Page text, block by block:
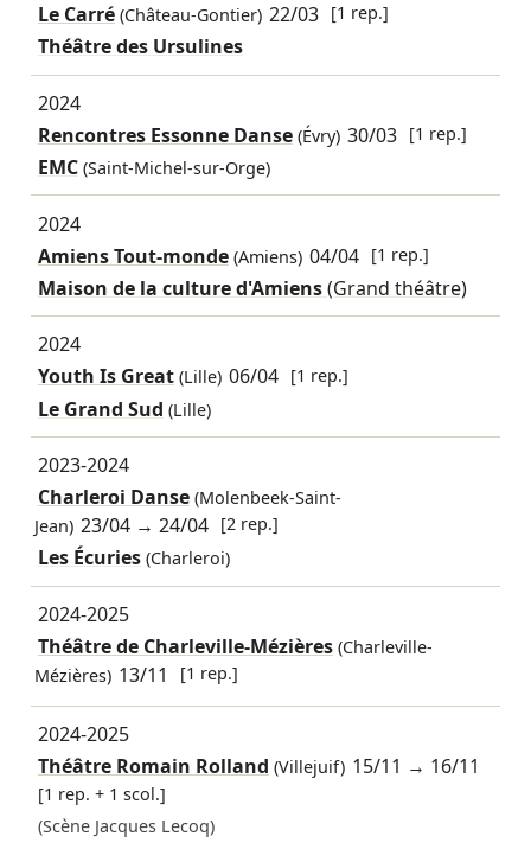
Le Carré(Château-Gontier) 22/03 [1 rep.]
Théâtre des Ursulines
2024
Rencontres Essonne Danse(Évry) 30/03 [1 rep.]
EMC (Saint-Michel-sur-Orge)
2024
Amiens Tout-monde(Amiens) 04/04 [1 rep.]
Maison de la culture d'Amiens(Grand théâtre)
2024
Youth Is Great(Lille) 06/04 [1 rep.]
Le Grand Sud (Lille)
2023-2024
Charleroi Danse(Molenbeek-Saint-
Jean) 23/04 →24/04 [2 rep.]
Les Écuries (Charleroi)
2024-2025
Théâtre de Charleville-Mézières(Charleville-
Mézières) 13/11 [1 rep.]
2024-2025
Théâtre Romain Rolland (Villejuif) 15/11 → 16/11
[1 rep. + 1 scol.]
(Scène Jacques Lecoq)